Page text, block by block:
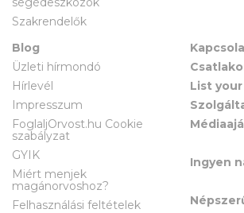
Szakrendelők
Blog
Üzleti hírmondó
Hírlevél
Impresszum
FoglaljOrvost.hu Cookie
szabályzat
GYIK
Miért menjek
magánorvoshoz?
Felhasználási feltételek
List
Ingyen